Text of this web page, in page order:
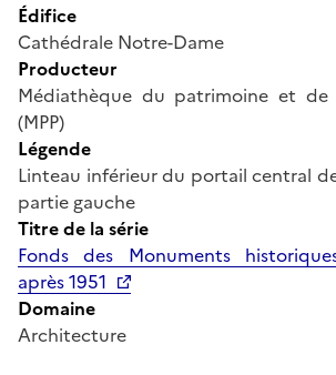
Édifice
Cathédrale Notre-Dame
Producteur
Médiathèque du patrimoine et de
(MPP)
Légende
Linteau inférieur du portail central
partie gauche
Titre de la série
Fonds des Monuments
après 1951
Domaine
Architecture